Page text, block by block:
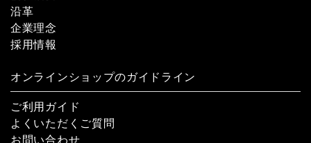
沿革
企業理念
採用情報
オンラインショップのガイドライン
ご利用ガイド
よくいただくご質問
お問い合わせ